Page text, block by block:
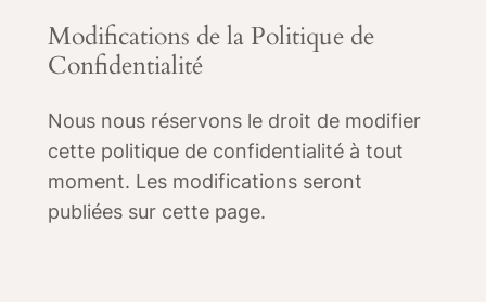
Modifications de la Politique de
Confidentialité
Nous nous réservons le droit de modifier
cette politique de confidentialité à tout
moment. Les modifications seront
publiées sur cette page.